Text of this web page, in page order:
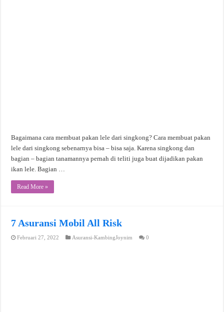
Bagaimana cara membuat pakan lele dari singkong? Cara membuat pakan
lele dari singkong sebenarnya bisa – bisa saja. Karena singkong dan
bagian – bagian tanamannya pernah di teliti juga buat dijadikan pakan
ikan lele. Bagian …
Read More »
7 Asuransi Mobil All Risk
Februari 27, 2022 Asuransi-KambingJoynim 0